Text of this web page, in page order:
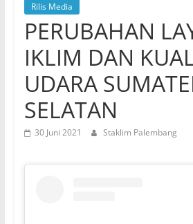
Koordinator
BMKG
Sumatera
Selatan
Rilis Media
PERUBAHAN
IKLIM DAN
UDARA
SELATAN
30 Juni 2021 Staklim Palembang